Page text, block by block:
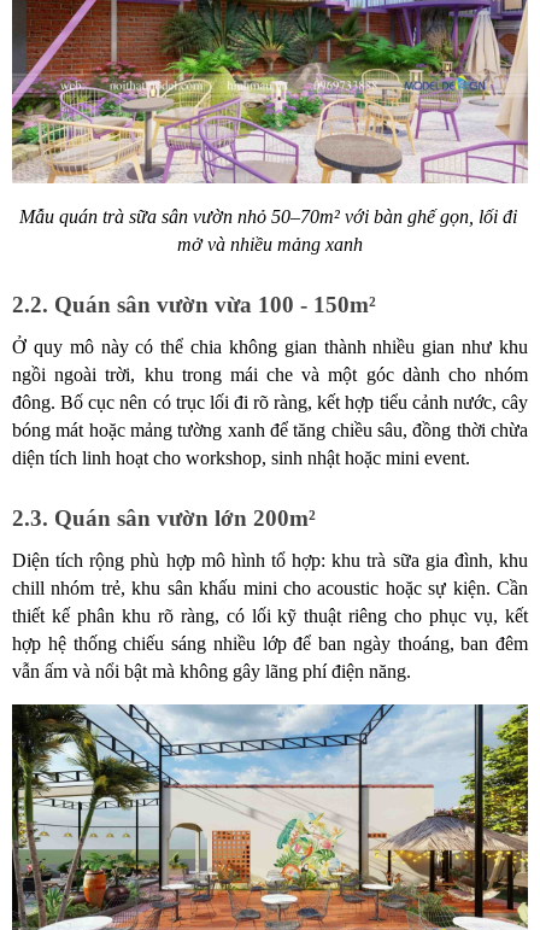
Mẫu quán trà sữa sân vườn nhỏ 50–70m² với bàn ghế gọn, lối đi
mở và nhiều mảng xanh
2.2. Quán sân vườn vừa 100 - 150m²
Ở quy mô này có thể chia không gian thành nhiều gian như khu
ngồi ngoài trời, khu trong mái che và một góc dành cho nhóm
đông. Bố cục nên có trục lối đi rõ ràng, kết hợp tiểu cảnh nước, cây
bóng mát hoặc mảng tường xanh để tăng chiều sâu, đồng thời chừa
diện tích linh hoạt cho workshop, sinh nhật hoặc mini event.
2.3. Quán sân vườn lớn 200m²
Diện tích rộng phù hợp mô hình tổ hợp: khu trà sữa gia đình, khu
chill nhóm trẻ, khu sân khấu mini cho acoustic hoặc sự kiện. Cần
thiết kế phân khu rõ ràng, có lối kỹ thuật riêng cho phục vụ, kết
hợp hệ thống chiếu sáng nhiều lớp để ban ngày thoáng, ban đêm
vẫn ấm và nổi bật mà không gây lãng phí điện năng.